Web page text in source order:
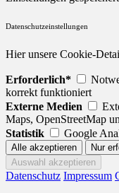
Datenschutzeinstellungen
Hier unsere Cookie-
Erforderlich*
korrekt funktioniert
Externe Medien
Maps, OpenStreetMap
Statistik
Google
Datenschutz Impressum